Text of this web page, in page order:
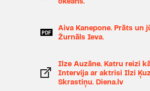
2018 - Lilitas Bērziņas
2016/2017 -
nominācija kategorijā
aktrise" par titullomu
okeāns.
Aiva Kanepone. Prāts un
Žurnāls Ieva.
Ilze Auzāne. Katru reizi
Intervija ar aktrisi Ilzi
Skrastiņu. Diena.lv